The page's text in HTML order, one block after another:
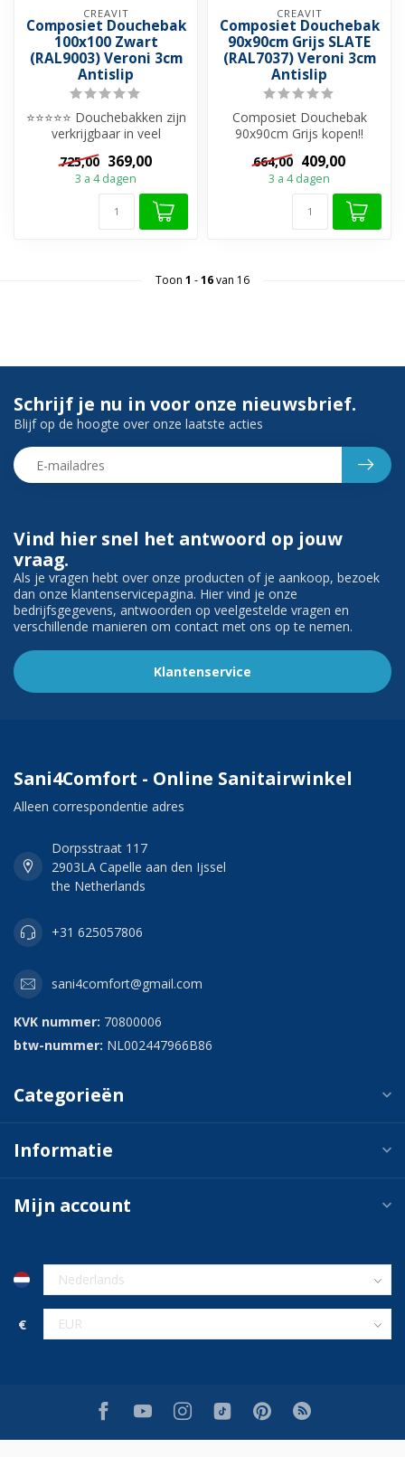
CREAVIT
Composiet Douchebak
100x100 Zwart
(RAL9003) Veroni 3cm
Antislip
⭐⭐⭐⭐⭐ Douchebakken zijn
verkrijgbaar in veel
Zoekt u e...
725,00 369,00
3 a 4 dagen
CREAVIT
Composiet Douchebak
90x90cm Grijs SLATE
(RAL7037) Veroni 3cm
Antislip
Composiet Douchebak
90x90cm Grijs kopen!!
verkrijgbaar in vee...
664,00 409,00
3 a 4 dagen
Toon 1 -16van 16
Vind hier snel het antwoord op jouw
vraag.
Als je vragen hebt over onze producten of je aankoop, bezoek
dan onze klantenservicepagina. Hier vind je onze
bedrijfsgegevens, antwoorden op veelgestelde vragen en
verschillende manieren om contact met ons op te nemen.
Klantenservice
Schrijf je nu in voor onze nieuwsbrief.
Blijf op de hoogte over onze laatste acties
Sani4Comfort - Online Sanitairwinkel
Alleen correspondentie adres
Dorpsstraat 117
2903LA Capelle aan den Ijssel
the Netherlands
+31 625057806
sani4comfort@gmail.com
KVK nummer: 70800006
btw-nummer: NL002447966B86
Categorieën
Informatie
Mijn account
€